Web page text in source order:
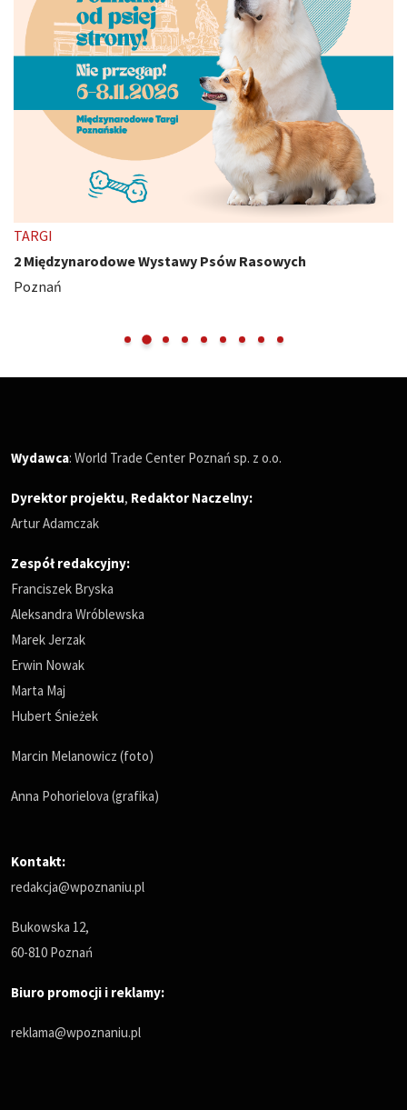
TARGI
2 Międzynarodowe Wystawy Psów Rasowych
Poznań
Wydawca: World Trade Center Poznań sp. z o.o.
Dyrektor projektu, Redaktor Naczelny:
Artur Adamczak
Zespół redakcyjny:
Franciszek Bryska
Aleksandra Wróblewska
Marek Jerzak
Erwin Nowak
Marta Maj
Hubert Śnieżek
Marcin Melanowicz (foto)
Anna Pohorielova (grafika)
Kontakt:
redakcja@wpoznaniu.pl
Bukowska 12,
60-810 Poznań
Biuro promocji i reklamy:
reklama@wpoznaniu.pl